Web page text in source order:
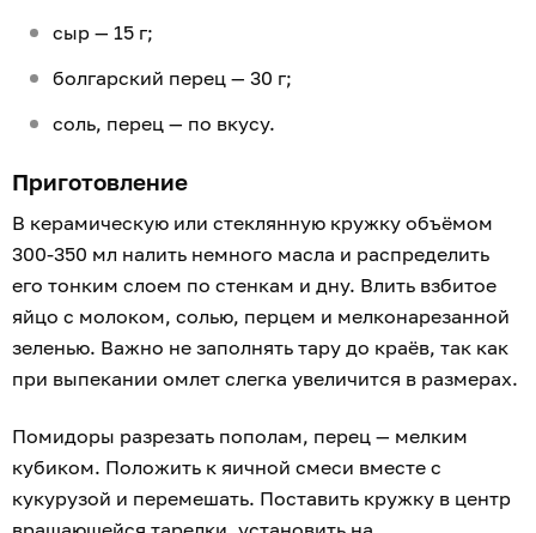
сыр — 15 г;
болгарский перец — 30 г;
соль, перец — по вкусу.
Приготовление
В керамическую или стеклянную кружку объёмом
300-350 мл налить немного масла и распределить
его тонким слоем по стенкам и дну. Влить взбитое
яйцо с молоком, солью, перцем и мелконарезанной
зеленью. Важно не заполнять тару до краёв, так как
при выпекании омлет слегка увеличится в размерах.
Помидоры разрезать пополам, перец — мелким
кубиком. Положить к яичной смеси вместе с
кукурузой и перемешать. Поставить кружку в центр